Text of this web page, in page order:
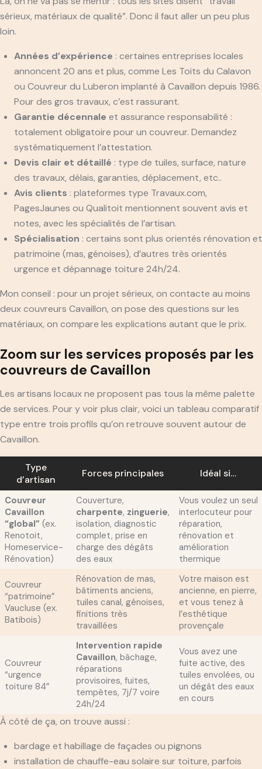
sérieux, matériaux de qualité”. Donc il faut aller un peu plus
loin.
Années d’expérience : certaines entreprises locales
annoncent 20 ans et plus, comme Les Toits du Calavon
ou Couvreur du Luberon implanté à Cavaillon depuis 1986.
Pour des gros travaux, c’est rassurant.
Garantie décennale et assurance responsabilité :
totalement obligatoire pour un couvreur. Demandez
systématiquement l’attestation.
Devis clair et détaillé : type de tuiles, surface, nature
des travaux, délais, garanties, déplacement, etc..
Avis clients : plateformes type Travaux.com,
PagesJaunes ou Qualitoit mentionnent souvent avis et
notes, avec les spécialités de l’artisan.
Spécialisation : certains sont plus orientés rénovation et
patrimoine (mas, génoises), d’autres très orientés
urgence et dépannage toiture 24h/24.
Mon conseil : pour un projet sérieux, on contacte au moins
deux couvreurs Cavaillon, on pose des questions sur les
matériaux, on compare les explications autant que le prix.
Zoom sur les services proposés par les
couvreurs de Cavaillon
Les artisans locaux ne proposent pas tous la même palette
de services. Pour y voir plus clair, voici un tableau comparatif
type entre trois profils qu’on retrouve souvent autour de
Cavaillon.
Type
d’artisan
Forces principales Idéal si…
Couvreur
Cavaillon
“global” (ex.
Renotoit,
Homeservice-
Rénovation)
Couverture,
charpente, zinguerie,
isolation, diagnostic
complet, prise en
charge des dégâts
des eaux
Vous voulez un seul
interlocuteur pour
réparation,
rénovation et
amélioration
thermique
Couvreur
“patrimoine”
Vaucluse (ex.
Batibois)
Rénovation de mas,
bâtiments anciens,
tuiles canal, génoises,
finitions très
travaillées
Votre maison est
ancienne, en pierre,
et vous tenez à
l’esthétique
provençale
Couvreur
“urgence
toiture 84”
Intervention rapide
Cavaillon, bâchage,
réparations
provisoires, fuites,
tempêtes, 7j/7 voire
24h/24
Vous avez une
fuite active, des
tuiles envolées, ou
un dégât des eaux
en cours
À côté de ça, on trouve aussi :
bardage et habillage de façades ou pignons
installation de chauffe-eau solaire sur toiture, parfois